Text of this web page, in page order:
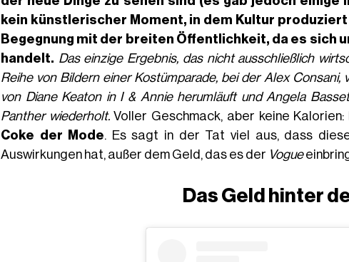
kein künstlerischer Moment, in dem Kultur
Begegnung mit der breiten Öffentlichkeit, da es sich
handelt. Das einzige Ergebnis, das nicht ausschließlich
Reihe von Bildern einer Kostümparade, bei der Alex
von Diane Keaton in I & Annieherumläuft und Angela
Panther wiederholt.Voller Geschmack, aber keine
Coke der Mode. Es sagt in der Tat viel aus, dass
Auswirkungen hat, außer dem Geld, das es der Vogue
Das Geld hinter